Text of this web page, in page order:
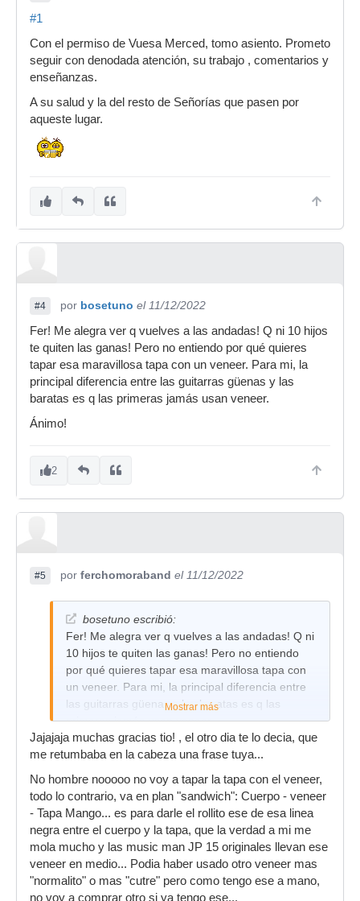
#1
Con el permiso de Vuesa Merced, tomo asiento. Prometo
seguir con denodada atención, su trabajo , comentarios y
enseñanzas.
A su salud y la del resto de Señorías que pasen por
aqueste lugar.
#4 por bosetuno el 11/12/2022
Fer! Me alegra ver q vuelves a las andadas! Q ni 10 hijos
te quiten las ganas! Pero no entiendo por qué quieres
tapar esa maravillosa tapa con un veneer. Para mi, la
principal diferencia entre las guitarras güenas y las
baratas es q las primeras jamás usan veneer.
Ánimo!
2
#5 por ferchomoraband el 11/12/2022
bosetuno escribió:
Fer! Me alegra ver q vuelves a las andadas! Q ni
10 hijos te quiten las ganas! Pero no entiendo
por qué quieres tapar esa maravillosa tapa con
un veneer. Para mi, la principal diferencia entre
las guitarras güenas y las baratas es q las
primeras jamás usan veneer.
Ánimo!
Mostrar más
Jajajaja muchas gracias tio! , el otro dia te lo decia, que
me retumbaba en la cabeza una frase tuya...
No hombre nooooo no voy a tapar la tapa con el veneer,
todo lo contrario, va en plan "sandwich": Cuerpo - veneer
- Tapa Mango... es para darle el rollito ese de esa linea
negra entre el cuerpo y la tapa, que la verdad a mi me
mola mucho y las music man JP 15 originales llevan ese
veneer en medio... Podia haber usado otro veneer mas
"normalito" o mas "cutre" pero como tengo ese a mano,
no voy a comprar otro si ya tengo ese...